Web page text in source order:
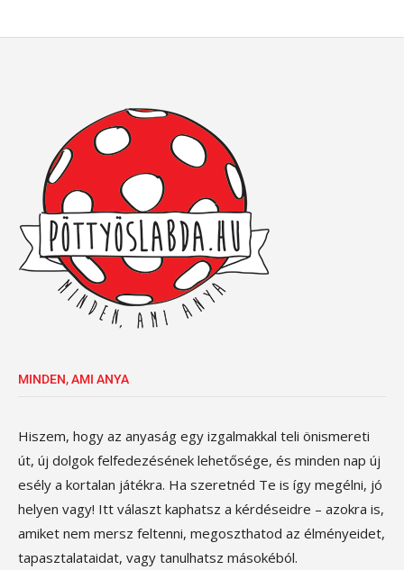
MINDEN, AMI ANYA
Hiszem, hogy az anyaság egy izgalmakkal teli önismereti
út, új dolgok felfedezésének lehetősége, és minden nap új
esély a kortalan játékra. Ha szeretnéd Te is így megélni, jó
helyen vagy! Itt választ kaphatsz a kérdéseidre – azokra is,
amiket nem mersz feltenni, megoszthatod az élményeidet,
tapasztalataidat, vagy tanulhatsz másokéból.